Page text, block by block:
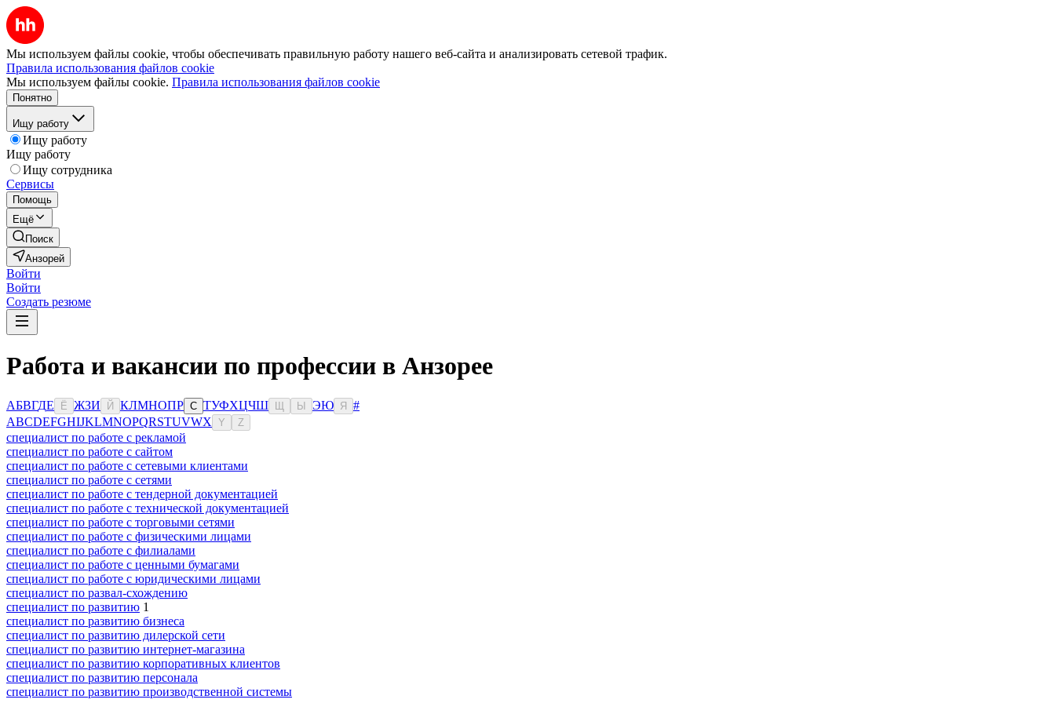
Мы используем файлы cookie, чтобы обеспечивать правильную работу нашего веб-сайта и анализировать сетевой трафик.
Правила использования файлов cookie
Мы используем файлы cookie. Правила использования файлов cookie
Понятно
Ищу работу
Ищу работу
Ищу работу
Ищу сотрудника
Сервисы
Помощь
Ещё
Поиск
Анзорей
Войти
Войти
Создать резюме
Работа и вакансии по профессии в Анзорее
АБВГДЕ Ё ЖЗИ Й КЛМНОПР С ТУФХЦЧШ Ы ЭЮ Я
#
ABCDEFGHIJKLMNOPQRSTUVWX Y Z
специалист по работе с рекламой
специалист по работе с сайтом
специалист по работе с сетевыми клиентами
специалист по работе с сетями
специалист по работе с тендерной документацией
специалист по работе с технической документацией
специалист по работе с торговыми сетями
специалист по работе с физическими лицами
специалист по работе с филиалами
специалист по работе с ценными бумагами
специалист по работе с юридическими лицами
специалист по развал-схождению
специалист по развитию 1
специалист по развитию бизнеса
специалист по развитию дилерской сети
специалист по развитию интернет-магазина
специалист по развитию корпоративных клиентов
специалист по развитию персонала
специалист по развитию производственной системы